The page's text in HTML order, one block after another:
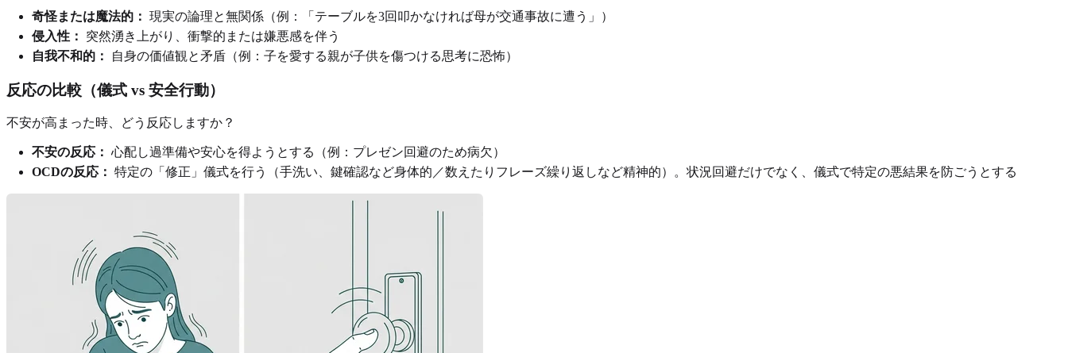
奇怪または魔法的： 現実の論理と無関係（例：「テーブルを3回叩かなければ母が交通事故に遭う」）
侵入性：
突然湧き上がり、衝撃的または嫌悪感を伴う
自我不和的：
自身の価値観と矛盾（例：子を愛する親が子供を傷つける思考に恐怖）
反応の比較（儀式 vs 安全行動）
不安が高まった時、どう反応しますか？
不安の反応： 心配し過準備や安心を得ようとする（例：プレゼン回避のため病欠）
OCDの反応： 特定の「修正」儀式を行う（手洗い、鍵確認など身体的／数えたりフレーズ繰り返しなど精神的）。状況回避だけでなく、儀式で特定の悪結果を防ごうとする